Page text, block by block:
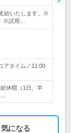
給いたします。※
※試用…
アタイム／11:00
休暇（1日、半
気になる